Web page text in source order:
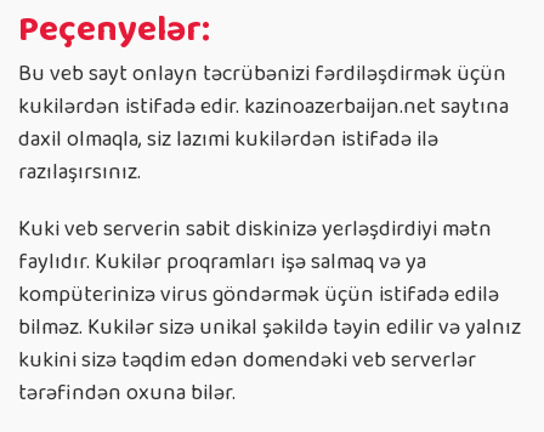
Peçenyelər:
Bu veb sayt onlayn təcrübənizi fərdiləşdirmək üçün
kukilərdən istifadə edir. kazinoazerbaijan.net saytına
daxil olmaqla, siz lazımi kukilərdən istifadə ilə
razılaşırsınız.
Kuki veb serverin sabit diskinizə yerləşdirdiyi mətn
faylıdır. Kukilər proqramları işə salmaq və ya
kompüterinizə virus göndərmək üçün istifadə edilə
bilməz. Kukilər sizə unikal şəkildə təyin edilir və yalnız
kukini sizə təqdim edən domendəki veb serverlər
tərəfindən oxuna bilər.